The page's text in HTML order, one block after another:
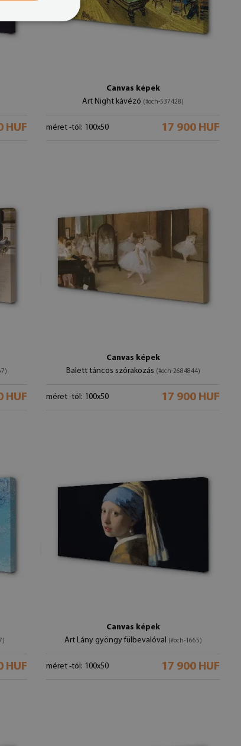
HUF
Canvas képek
Art Night kávézó (#och-537428)
méret -tól: 100x50 17 900 HUF
HUF
Canvas képek
Balett táncos szórakozás (#och-2684844)
méret -tól: 100x50 17 900 HUF
HUF
Canvas képek
Art Lány gyöngy fülbevalóval (#och-1665)
méret -tól: 100x50 17 900 HUF